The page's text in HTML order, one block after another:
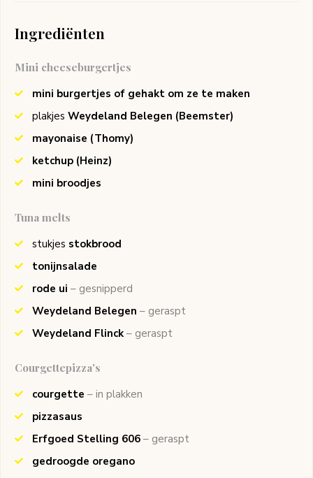
Ingrediënten
Mini cheeseburgertjes
mini burgertjes of gehakt om ze te maken
plakjes Weydeland Belegen (Beemster)
mayonaise (Thomy)
ketchup (Heinz)
mini broodjes
Tuna melts
stukjes stokbrood
tonijnsalade
rode ui – gesnipperd
Weydeland Belegen – geraspt
Weydeland Flinck – geraspt
Courgettepizza's
courgette – in plakken
pizzasaus
Erfgoed Stelling 606 – geraspt
gedroogde oregano